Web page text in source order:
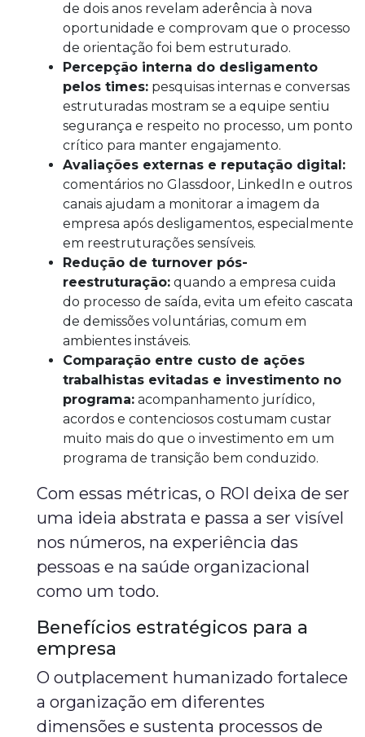
de dois anos revelam aderência à nova
oportunidade e comprovam que o processo
de orientação foi bem estruturado.
Percepção interna do desligamento
pelos times: pesquisas internas e conversas
estruturadas mostram se a equipe sentiu
segurança e respeito no processo, um ponto
crítico para manter engajamento.
Avaliações externas e reputação digital:
comentários no Glassdoor, LinkedIn e outros
canais ajudam a monitorar a imagem da
empresa após desligamentos, especialmente
em reestruturações sensíveis.
Redução de turnover pós-
reestruturação: quando a empresa cuida
do processo de saída, evita um efeito cascata
de demissões voluntárias, comum em
ambientes instáveis.
Comparação entre custo de ações
trabalhistas evitadas e investimento no
programa: acompanhamento jurídico,
acordos e contenciosos costumam custar
muito mais do que o investimento em um
programa de transição bem conduzido.
Com essas métricas, o ROI deixa de ser
uma ideia abstrata e passa a ser visível
nos números, na experiência das
pessoas e na saúde organizacional
como um todo.
Benefícios estratégicos para a
empresa
O outplacement humanizado fortalece
a organização em diferentes
dimensões e sustenta processos de